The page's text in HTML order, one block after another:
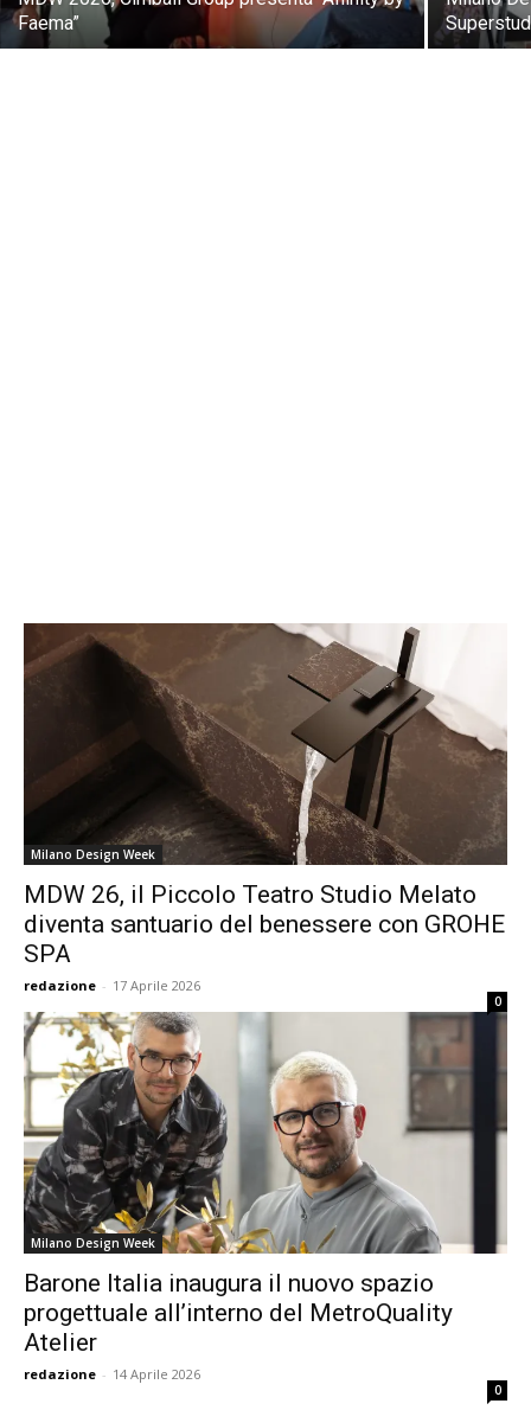
Faema”
Milano Design Week
MDW 26, il Piccolo Teatro Studio Melato
diventa santuario del benessere con GROHE
SPA
redazione - 17 Aprile 2026
0
Milano Design Week
Barone Italia inaugura il nuovo spazio
progettuale all’interno del MetroQuality
Atelier
redazione - 14 Aprile 2026
0